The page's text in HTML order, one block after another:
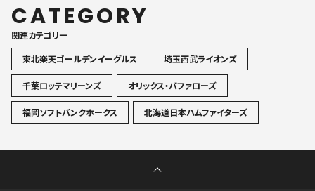
CATEGORY
関連カテゴリ一
東北楽天ゴールデンイーグルス
埼玉西武ライオンズ
千葉ロッテマリーンズ オリックス・バファローズ
福岡ソフトバンクホークス 北海道日本ハムファイターズ